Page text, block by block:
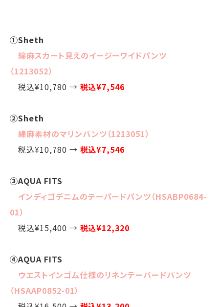
①Sheth
綿麻スカート見えのイージーワイドパンツ
（1213052）
税込¥10,780 → 税込¥7,546
②Sheth
綿麻素材のマリンパンツ（1213051）
税込¥10,780 → 税込¥7,546
③AQUA FITS
インディゴデニムのテーパードパンツ（HSABP0684-
01）
税込¥15,400 → 税込¥12,320
④AQUA FITS
ウエストインゴム仕様のリネンテーパードパンツ
（HSAAP0852-01）